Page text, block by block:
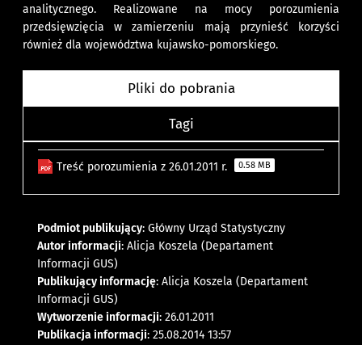
analitycznego. Realizowane na mocy porozumienia
przedsięwzięcia w zamierzeniu mają przynieść korzyści
również dla województwa kujawsko-pomorskiego.
Pliki do pobrania
Tagi
Treść porozumienia z 26.01.2011 r. 0.58 MB
Podmiot publikujący: Główny Urząd Statystyczny
Autor informacji: Alicja Koszela (Departament
Informacji GUS)
Publikujący informację: Alicja Koszela (Departament
Informacji GUS)
Wytworzenie informacji: 26.01.2011
Publikacja informacji: 25.08.2014 13:57